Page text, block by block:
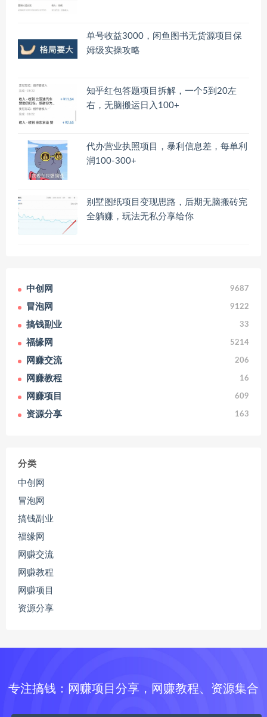
单号收益3000，闲鱼图书无货源项目保
姆级实操攻略
知乎红包答题项目拆解，一个5到20左
右，无脑搬运日入100+
代办营业执照项目，暴利信息差，每单利
润100-300+
别墅图纸项目变现思路，后期无脑搬砖完
全躺赚，玩法无私分享给你
中创网 9687
冒泡网 9122
搞钱副业 33
福缘网 5214
网赚交流 206
网赚教程 16
网赚项目 609
资源分享 163
分类
中创网
冒泡网
搞钱副业
福缘网
网赚交流
网赚教程
网赚项目
资源分享
专注搞钱：网赚项目分享，网赚教程、资源集合